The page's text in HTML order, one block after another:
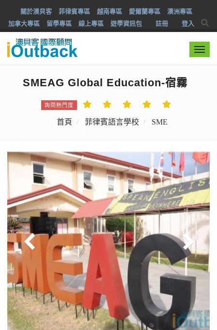
關於澳貝客 菲律賓專區 越南專區 愛爾蘭專區
澳洲專區
加拿大專區
留學專區 線上專區 遊學資訊包 註冊 登入
SMEAG Global Education-宿霧
詢問熱門度
首頁 菲律賓語言學校 SME